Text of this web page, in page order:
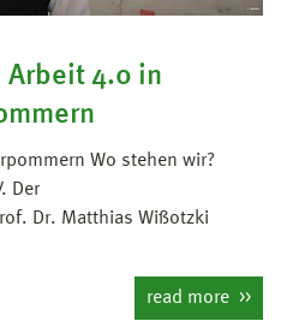
Arbeit 4.0 in
Wo stehen wir?
Der
Dr. Matthias Wißotzki
read more